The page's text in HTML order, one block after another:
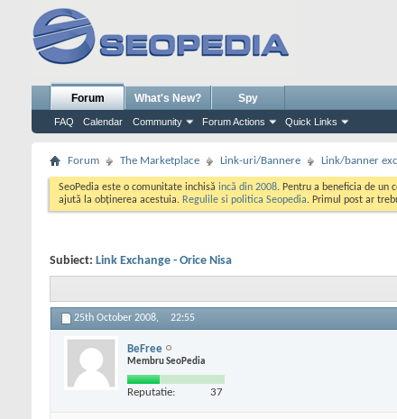
Forum
FAQ Calendar Community Forum Actions Quick Links
What's New? Spy
Forum The Marketplace Link-uri/Bannere Link/banner
SeoPedia este o comunitate inchisă incă din 2008. Pentru a beneficia de un
ajută la obținerea acestuia. Regulile si politica Seopedia. Primul post ar
Subiect: Link Exchange - Orice Nisa
25th October 2008, 22:55
BeFree
Membru SeoPedia
Reputatie: 37